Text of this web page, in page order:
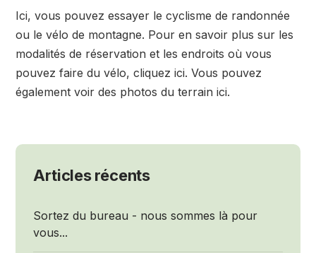
Ici, vous pouvez essayer le cyclisme de randonnée
ou le vélo de montagne. Pour en savoir plus sur les
modalités de réservation et les endroits où vous
pouvez faire du vélo, cliquez ici. Vous pouvez
également voir des photos du terrain ici.
Articles récents
Sortez du bureau - nous sommes là pour
vous...